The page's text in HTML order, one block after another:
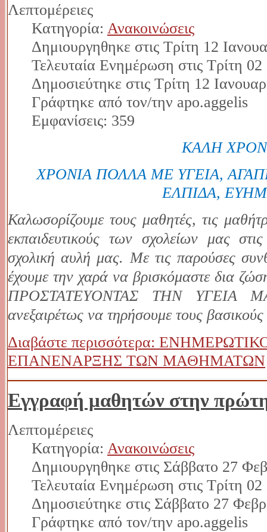
Λεπτομέρειες
Κατηγορία: Ανακοινώσεις
Δημιουργηθηκε στις Τρίτη 12
Τελευταία Ενημέρωση στις Τρίτη
Δημοσιεύτηκε στις Τρίτη 12
Γράφτηκε από τον/την apo.aggelis
Εμφανίσεις: 359
ΚΑΛΗ
ΧΡΟΝΙΑ ΠΟΛΛΑ ΜΕ ΥΓΕΙΑ,
ΕΛΠΙΔΑ,
Καλωσορίζουμε τους μαθητές, τις
εκπαιδευτικούς των σχολείων μας
σχολική αυλή μας. Με τις παρούσες
έχουμε την χαρά να βρισκόμαστε
ΠΡΟΣΤΑΤΕΥΟΝΤΑΣ ΤΗΝ ΥΓΕΙΑ
ανεξαιρέτως να τηρήσουμε τους
Διαβάστε περισσότερα:
ΕΠΑΝΕΝΑΡΞΗΣ ΤΩΝ ΜΑΘΗΜΑΤΩΝ
Εγγραφή μαθητών στην
Λεπτομέρειες
Κατηγορία: Ανακοινώσεις
Δημιουργηθηκε στις Σάββατο 27
Τελευταία Ενημέρωση στις Τρίτη
Δημοσιεύτηκε στις Σάββατο 27
Γράφτηκε από τον/την apo.aggelis